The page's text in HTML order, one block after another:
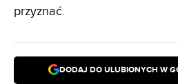
przyznać.
DODAJ DO ULUBIONYCH W